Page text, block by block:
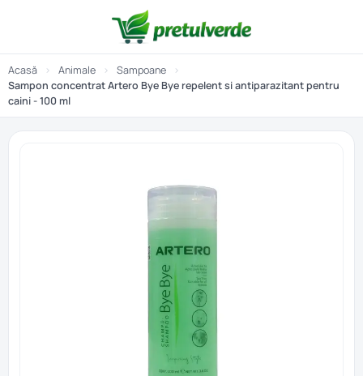
Acasă › Animale › Sampoane
›
Sampon concentrat Artero Bye Bye repelent si antiparazitant pentru
caini - 100 ml